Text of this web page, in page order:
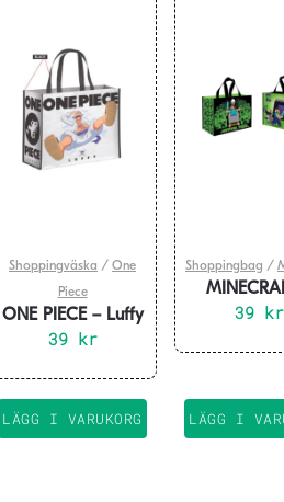
Shoppingväska / One
Piece
ONE PIECE – Luffy
Gear 5 –
39 kr
LÄGG I VARUKORG
Shoppingbag /
Survival
39 kr
LÄGG I